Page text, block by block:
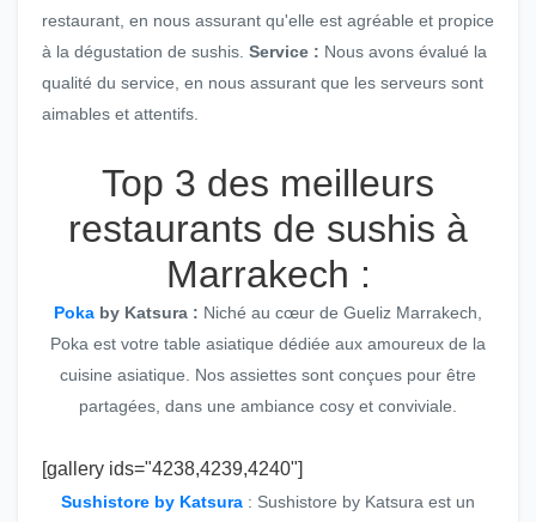
restaurant, en nous assurant qu'elle est agréable et propice
à la dégustation de sushis. Service : Nous avons évalué la
qualité du service, en nous assurant que les serveurs sont
aimables et attentifs.
Top 3 des meilleurs
restaurants de sushis à
Marrakech :
Poka by Katsura : Niché au cœur de Gueliz Marrakech,
Poka est votre table asiatique dédiée aux amoureux de la
cuisine asiatique. Nos assiettes sont conçues pour être
partagées, dans une ambiance cosy et conviviale.
[gallery ids="4238,4239,4240"]
Sushistore by Katsura : Sushistore by Katsura est un